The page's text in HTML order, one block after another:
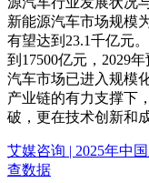
新能源汽车市场规模
有望达到23.1千亿元
到17500亿元，2029
汽车市场已进入规模
产业链的有力支撑下
破，更在技术创新和
艾媒咨询 | 2025年中
查数据